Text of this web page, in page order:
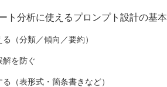
ト分析に使えるプロンプト設計の基本
（分類／傾向／要約）
解を防ぐ
（表形式・箇条書きなど）